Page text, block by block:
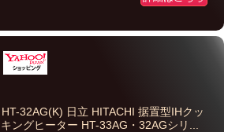
HT-32AG(K) 日立 HITACHI 据置型IHクッ
キングヒーター HT-33AG・32AGシリ...